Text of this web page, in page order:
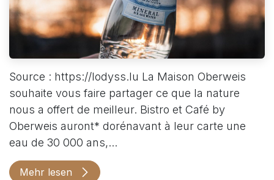
Source : https://lodyss.lu La Maison Oberweis
souhaite vous faire partager ce que la nature
nous a offert de meilleur. Bistro et Café by
Oberweis auront* dorénavant à leur carte une
eau de 30 000 ans,...
Mehr lesen